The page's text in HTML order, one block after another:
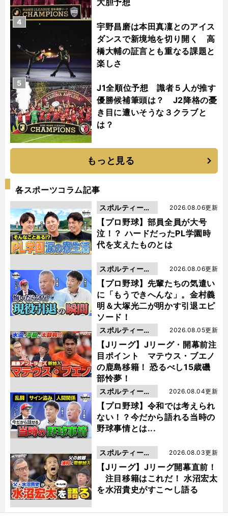
宇野昌磨は本田真凜とのアイス
ダンスで新境地を切り開く 高
橋大輔の証言とも重なる課題と
楽しさ
4
J1全順位予想 識者５人が推す
優勝候補筆頭は？ J2降格の憂
き目に遭いそうな３クラブと
は？
5
もっと見る
各スポーツコラム記事
【プロ野球】部員全員が大号
泣！？ ハードだったPL学園時
代を支えたものとは
2026.08.06更新
スポルティーバ
動画
【プロ野球】先輩たちの気遣い
に「もうできへんな」。金村義
明＆大塚光二が明かす引退エピ
ソード！
2026.08.06更新
スポルティーバ
動画
【Jリーグ】Jリーグ・開幕前注
目ポイント マテウス・ブエノ
の鹿島移籍！ 恐るべし15歳磯
部怜夢！
2026.08.05更新
スポルティーバ
動画
【プロ野球】令和では考えられ
ない！？今だから語れる当時の
野球事情とは...
2026.08.04更新
スポルティーバ
動画
【Jリーグ】Jリーグ開幕直前！
注目移籍はこれだ！ 水沼宏太
を水沼貴史がすこ〜し語る
2026.08.03更新
スポルティーバ
動画